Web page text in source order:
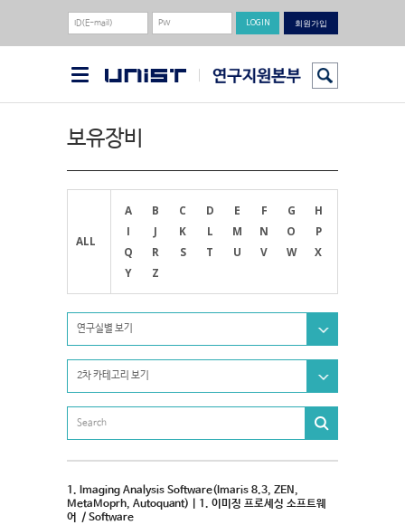
회원가입
보유장비
ALL
A B C D E F G
H
I
J K L M N O
P
Q
R S T U V W
X
Y
Z
연구실별 보기
2차 카테고리 보기
1. Imaging Analysis Software(Imaris 8.3, ZEN,
MetaMoprh, Autoquant) | 1. 이미징 프로세싱 소프트웨
어 / Software